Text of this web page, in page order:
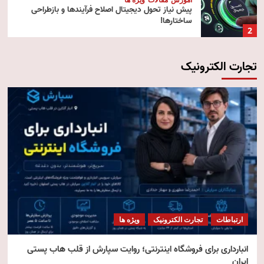
2
پیش‌ نیاز تحول دیجیتال اصلاح فرآیندها و بازطراحی
ساختارها!
3
آموزش
4
تکنولوژی مقالات ویژه ها
هوش مصنوعی استنتاجی
5
امنیت مقالات ویژه ها
امنیت فناوری اطلاعات
تجارت الکترونیک
ارتباطات تجارت الکترونیک ویژه ها
انبارداری برای فروشگاه اینترنتی؛ روایت سپارش از قلب هاب پستی